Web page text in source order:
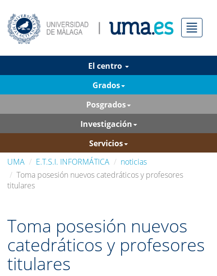
Menú
El centro
Grados
Posgrados
Investigación
Servicios
UMA
E.T.S.I. INFORMÁTICA
noticias
Toma posesión nuevos catedráticos y profesores
titulares
Toma posesión nuevos
catedráticos y profesores
titulares